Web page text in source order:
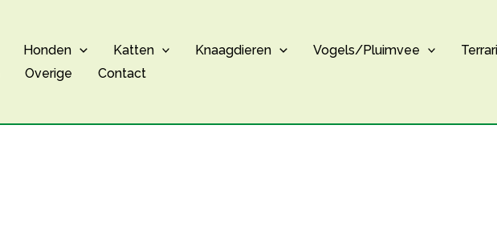
Honden Katten Knaagdieren Vogels/Pluimvee
Overige Contact